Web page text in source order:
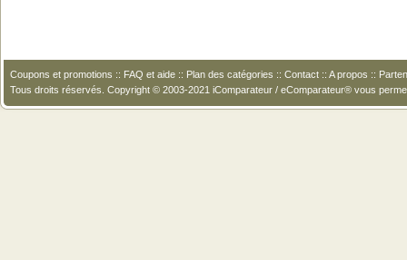
Coupons et promotions :: FAQ et aide :: Plan des catégories :: Contact :: A propos ::
Tous droits réservés. Copyright © 2003-2021 iComparateur / eComparateur® vous